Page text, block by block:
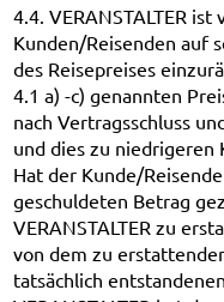
4.4. VERANSTALTER
Kunden/Reisenden auf
des Reisepreises
4.1 a) -c) genannten
nach Vertragsschluss
und dies zu niedrigeren
Hat der Kunde/
geschuldeten Betrag
VERANSTALTER zu
von dem zu
tatsächlich